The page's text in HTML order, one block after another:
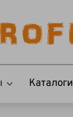
Каталоги